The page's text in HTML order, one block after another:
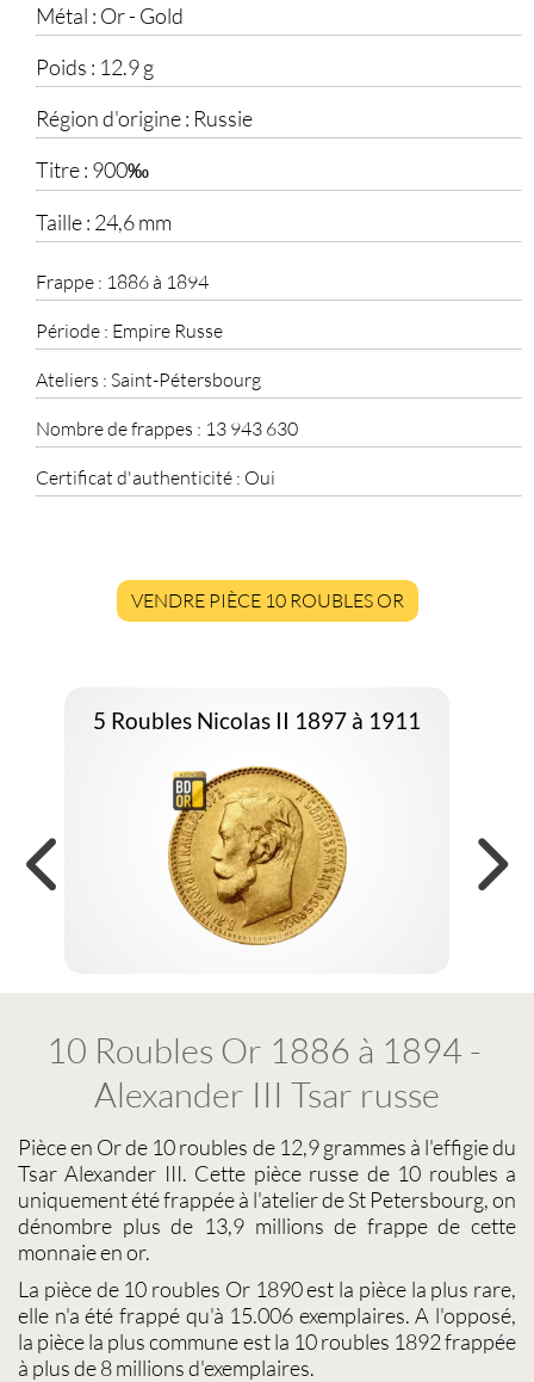
Métal : Or - Gold
Poids : 12.9 g
Région d'origine : Russie
Titre : 900‰
Taille : 24,6 mm
Frappe : 1886 à 1894
Période : Empire Russe
Ateliers : Saint-Pétersbourg
Nombre de frappes : 13 943 630
Certificat d'authenticité : Oui
VENDRE PIÈCE 10 ROUBLES OR
5 Roubles Nicolas II 1897 à 1911
10 Roubles Or 1886 à 1894 -
Alexander III Tsar russe
Pièce en Orde 10 roubles de 12,9 grammes à l'effigie du
Tsar Alexander III. Cette pièce russe de 10 roubles a
uniquement été frappée à l'atelier de St Petersbourg, on
dénombre plus de 13,9 millions de frappe de cette
monnaie en or.
La pièce de 10 roubles Or 1890est la pièce la plus rare,
elle n'a été frappé qu'à 15.006 exemplaires. A l'opposé,
la pièce la plus commune est la 10 roubles 1892frappée
à plus de 8 millions d'exemplaires.